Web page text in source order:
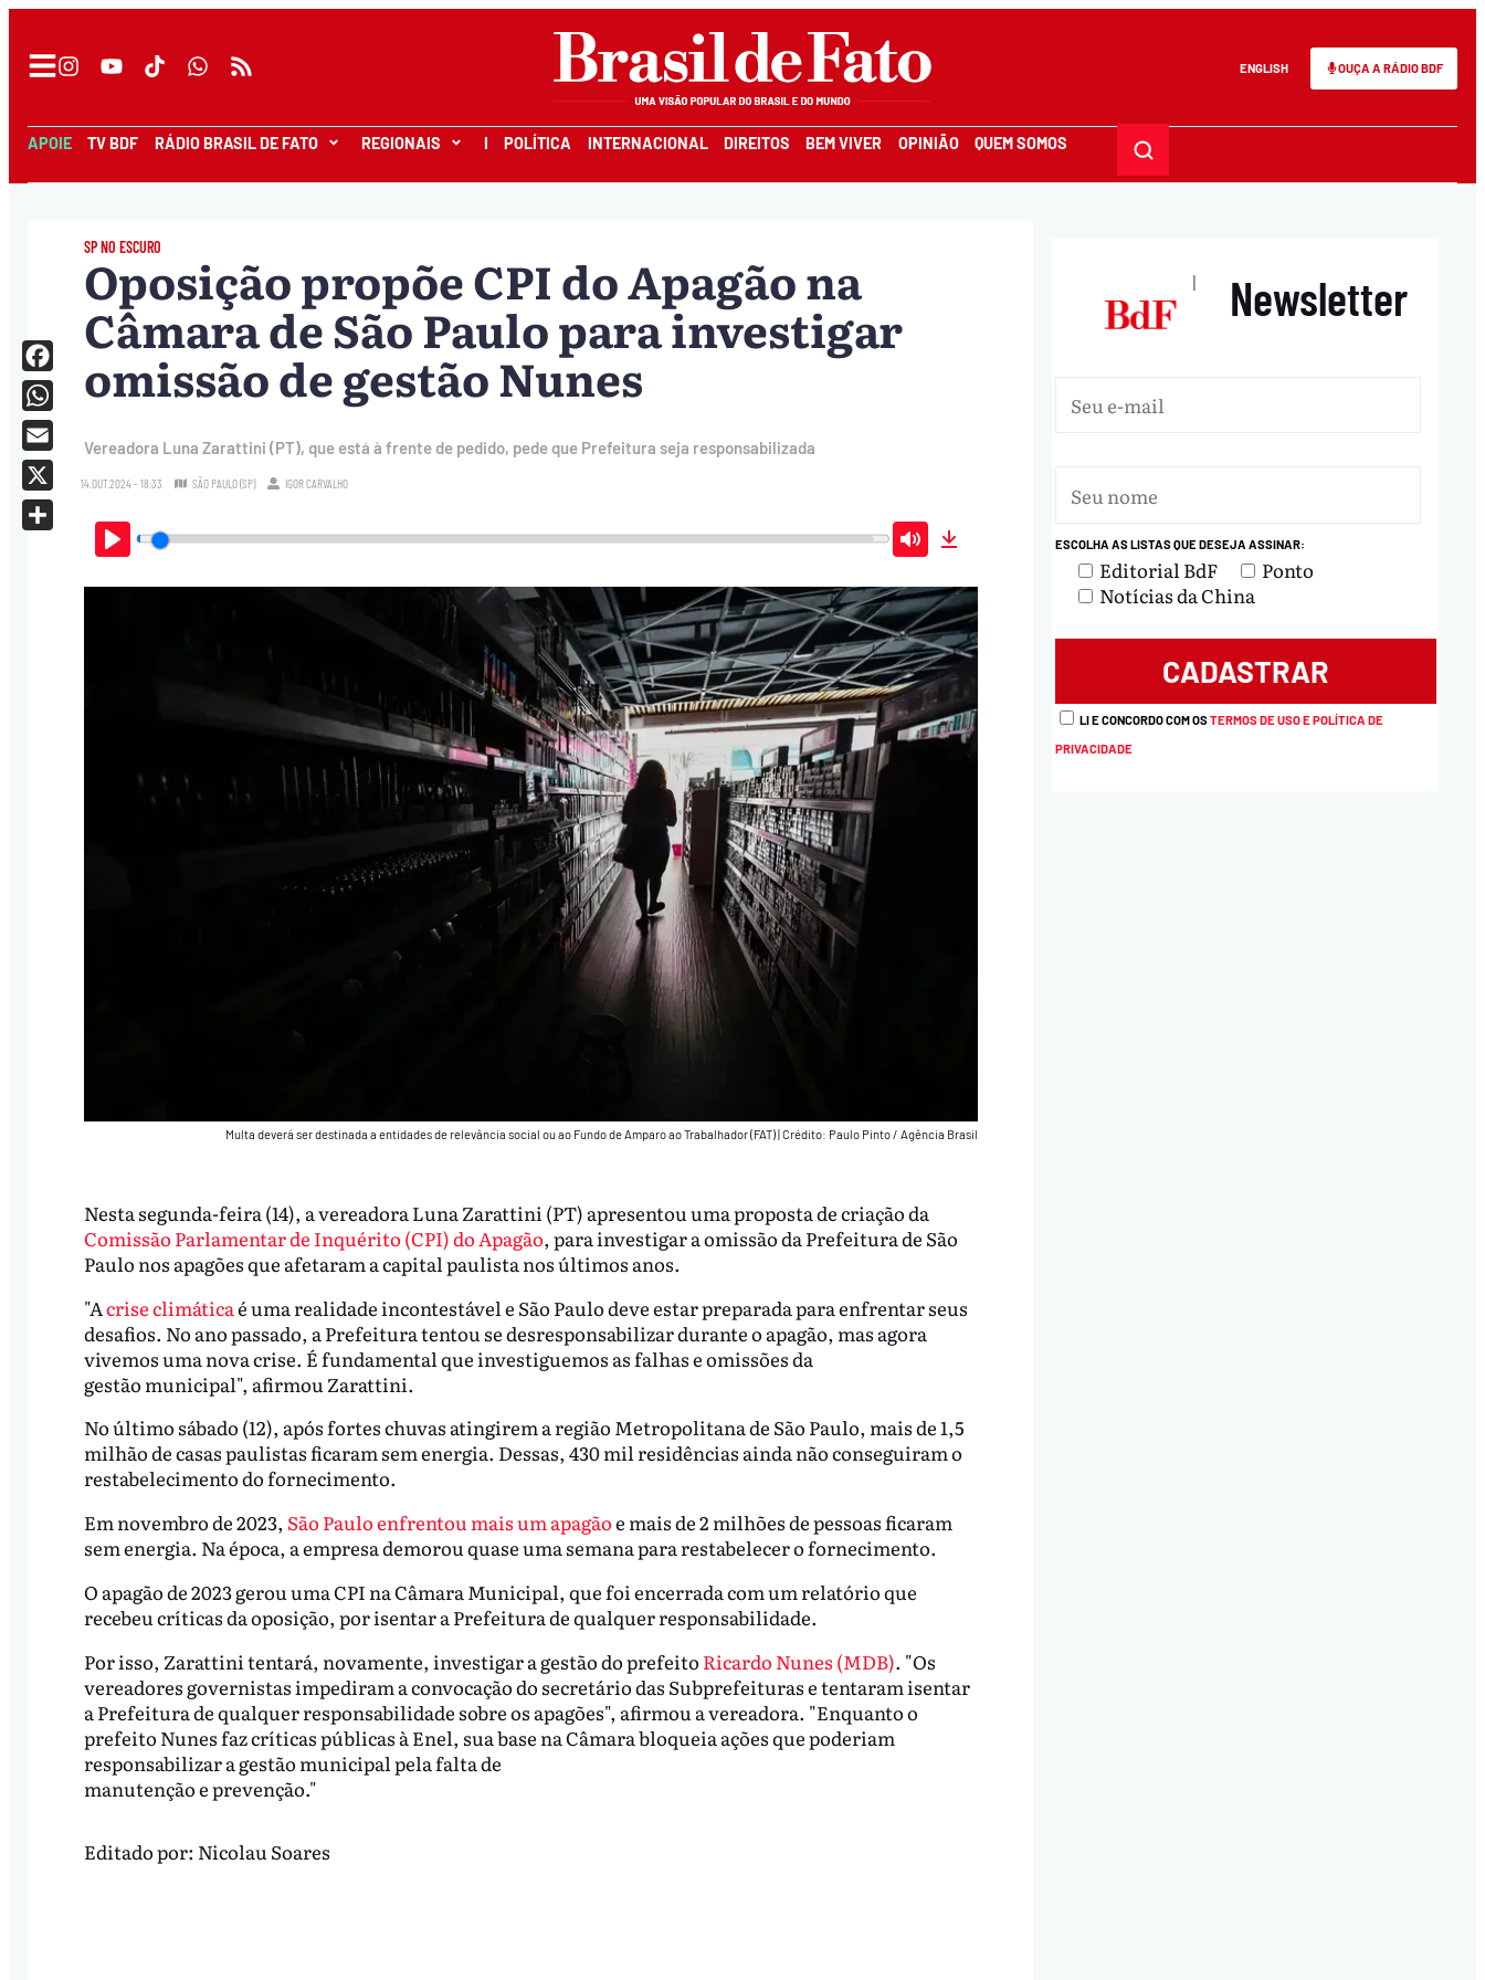
ENGLISH OUÇA A RÁDIO BDF
APOIE TV BDF RÁDIO BRASIL DE FATO REGIONAIS I POLÍTICA INTERNACIONAL DIREITOS BEM VIVER OPINIÃO QUEM SOMOS
SP NO ESCURO
Oposição propõe CPI do Apagão na
Câmara de São Paulo para investigar
omissão de gestão Nunes
Vereadora Luna Zarattini (PT), que está à frente de pedido, pede que Prefeitura seja responsabilizada
14.OUT.2024 - 18:33 SÃO PAULO (SP) IGOR CARVALHO
Play Mute
Multa deverá ser destinada a entidades de relevância social ou ao Fundo de Amparo ao Trabalhador (FAT)|Crédito: Paulo Pinto / Agência Brasil
Nesta segunda-feira (14), a vereadora Luna Zarattini (PT) apresentou uma proposta de criação da
Comissão Parlamentar de Inquérito (CPI) do Apagão, para investigar a omissão da Prefeitura de São
Paulo nos apagões que afetaram a capital paulista nos últimos anos.
"Acrise climáticaé uma realidade incontestável e São Paulo deve estar preparada para enfrentar seus
desafios. No ano passado, a Prefeitura tentou se desresponsabilizar durante o apagão, mas agora
vivemos uma nova crise. É fundamental que investiguemos as falhas e omissões da
gestão municipal", afirmou Zarattini.
No último sábado (12), após fortes chuvas atingirem a região Metropolitana de São Paulo, mais de 1,5
milhão de casas paulistas ficaram sem energia. Dessas, 430 mil residências ainda não conseguiram o
restabelecimento do fornecimento.
Em novembro de 2023, São Paulo enfrentou mais um apagãoe mais de 2 milhões de pessoas ficaram
sem energia. Na época, a empresa demorou quase uma semana para restabelecer o fornecimento.
O apagão de 2023 gerou uma CPI na Câmara Municipal, que foi encerrada com um relatório que
recebeu críticas da oposição, por isentar a Prefeitura de qualquer responsabilidade.
Por isso, Zarattini tentará, novamente, investigar a gestão do prefeito Ricardo Nunes (MDB). "Os
vereadores governistas impediram a convocação do secretário das Subprefeituras e tentaram isentar
a Prefeitura de qualquer responsabilidade sobre os apagões", afirmou a vereadora. "Enquanto o
prefeito Nunes faz críticas públicas à Enel, sua base na Câmara bloqueia ações que poderiam
responsabilizar a gestão municipal pela falta de
manutenção e prevenção."
Facebook
WhatsApp
Email
X
Editado por: Nicolau Soares
| Newsletter
ESCOLHA AS LISTAS QUE DESEJA ASSINAR:
Editorial BdF
Ponto
Notícias da China
LI E CONCORDO COM OSTERMOS DE USO E POLÍTICA DE
PRIVACIDADE